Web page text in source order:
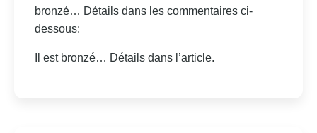
bronzé… Détails dans les commentaires ci-
dessous:
Il est bronzé… Détails dans l’article.